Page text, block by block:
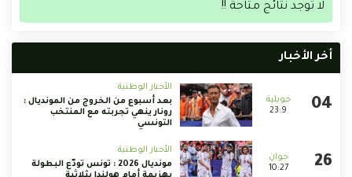
لا توجد نتائج متاحة !!
أخر الأخبار
23:9
الأخبار الوطنية
بعد أسبوع من الخروج من المونديال :
رونار ينهي تجربته مع المنتخب
التونسي
10:27
الأخبار الوطنية
مونديال 2026 : تونس تودّع البطولة